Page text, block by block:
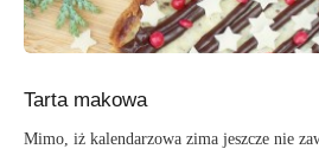
Tarta makowa
Mimo, iż kalendarzowa zima jeszcze nie